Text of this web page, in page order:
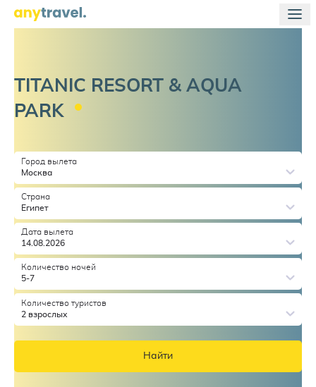
TITANIC RESORT & AQUA
PARK
Город вылета
Москва
Страна
Египет
Дата вылета
14.08.2026
Количество ночей
5-7
Количество туристов
2 взрослых
Найти